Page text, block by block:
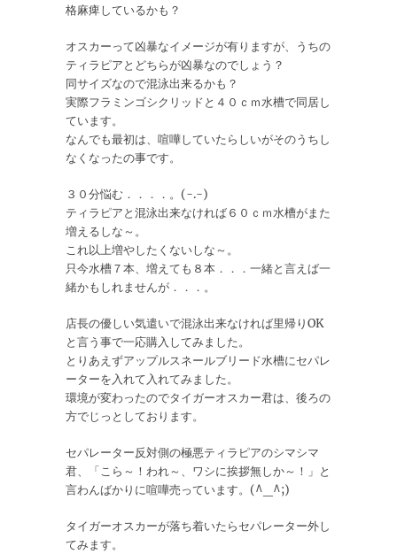
格麻痺しているかも？
オスカーって凶暴なイメージが有りますが、うちの
ティラピアとどちらが凶暴なのでしょう？
同サイズなので混泳出来るかも？
実際フラミンゴシクリッドと４０ｃｍ水槽で同居し
ています。
なんでも最初は、喧嘩していたらしいがそのうちし
なくなったの事です。
３０分悩む．．．．。(-.-)
ティラピアと混泳出来なければ６０ｃｍ水槽がまた
増えるしな～。
これ以上増やしたくないしな～。
只今水槽７本、増えても８本．．．一緒と言えば一
緒かもしれませんが．．．。
店長の優しい気遣いで混泳出来なければ里帰りOK
と言う事で一応購入してみました。
とりあえずアップルスネールブリード水槽にセパレ
ーターを入れて入れてみました。
環境が変わったのでタイガーオスカー君は、後ろの
方でじっとしております。
セパレーター反対側の極悪ティラピアのシマシマ
君、「こら～！われ～、ワシに挨拶無しか～！」と
言わんばかりに喧嘩売っています。(^_^;)
タイガーオスカーが落ち着いたらセパレーター外し
てみます。